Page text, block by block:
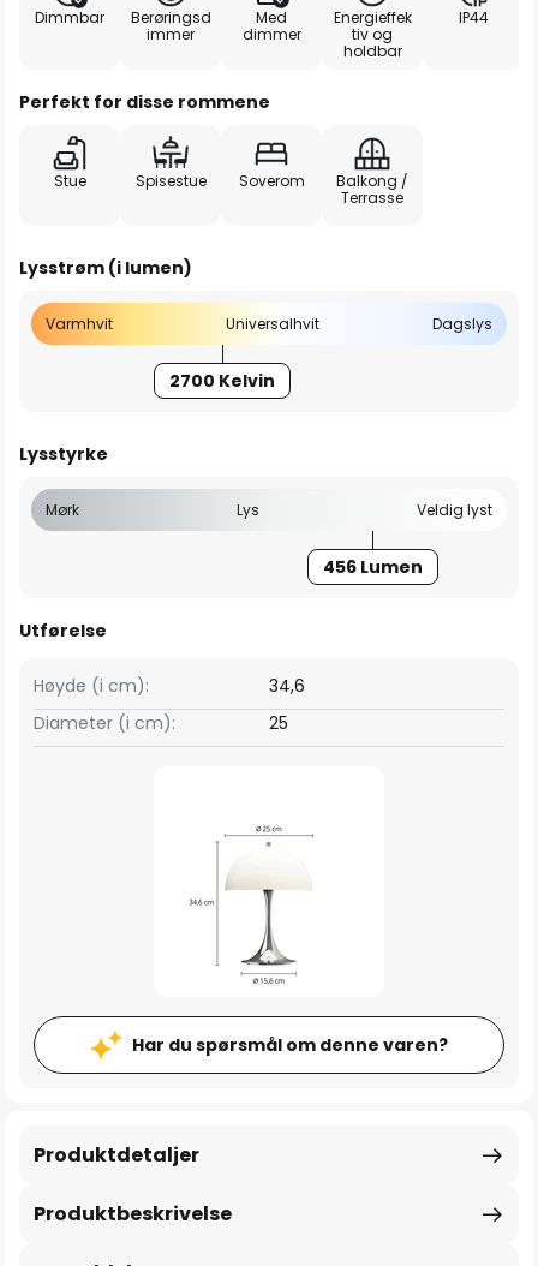
Dimmbar
Berøringsd
immer
Med
dimmer
Energieffek
tiv og
holdbar
IP44
Perfekt for disse rommene
Stue Spisestue Soverom
Balkong /
Terrasse
Lysstrøm (i lumen)
Varmhvit Universalhvit Dagslys
2700 Kelvin
Lysstyrke
Mørk Lys Veldig lyst
456 Lumen
Utførelse
Høyde (i cm):
34,6
Diameter (i cm):
25
Har du spørsmål om denne varen?
Produktbeskrivelse
Produktdetaljer